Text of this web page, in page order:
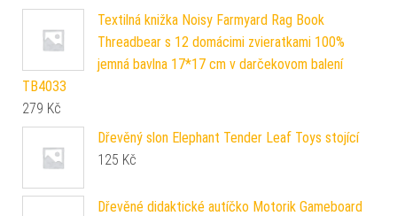
Textilná knižka Noisy Farmyard Rag Book
Threadbear s 12 domácimi zvieratkami 100%
jemná bavlna 17*17 cm v darčekovom balení
TB4033
279 Kč
Dřevěný slon Elephant Tender Leaf Toys stojící
125 Kč
Dřevěné didaktické autíčko Motorik Gameboard